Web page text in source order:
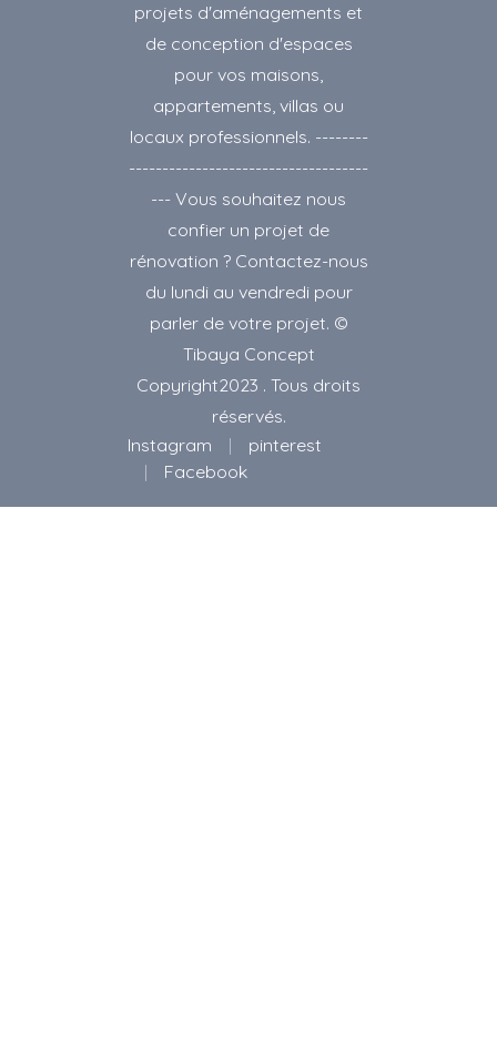
projets d'aménagements et
de conception d'espaces
pour vos maisons,
appartements, villas ou
locaux professionnels. --------
------------------------------------
--- Vous souhaitez nous
confier un projet de
rénovation ? Contactez-nous
du lundi au vendredi pour
parler de votre projet. ©
Tibaya Concept
Copyright2023 . Tous droits
réservés.
Instagram
pinterest
Facebook